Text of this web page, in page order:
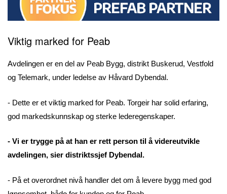
Viktig marked for Peab
Avdelingen er en del av Peab Bygg, distrikt Buskerud, Vestfold
og Telemark, under ledelse av Håvard Dybendal.
- Dette er et viktig marked for Peab. Torgeir har solid erfaring,
god markedskunnskap og sterke lederegenskaper.
- Vi er trygge på at han er rett person til å videreutvikle
avdelingen, sier distriktssjef Dybendal.
- På et overordnet nivå handler det om å levere bygg med god